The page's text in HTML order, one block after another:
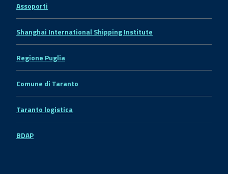
Assoporti
Shanghai International Shipping Institute
Regione Puglia
Comune di Taranto
Taranto logistica
BDAP